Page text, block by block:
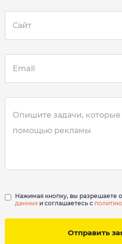
Отправить
Нажимая кнопку, вы разрешаете
данных и соглашаетесь с